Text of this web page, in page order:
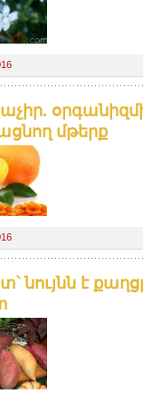
մթերք
նույնն է